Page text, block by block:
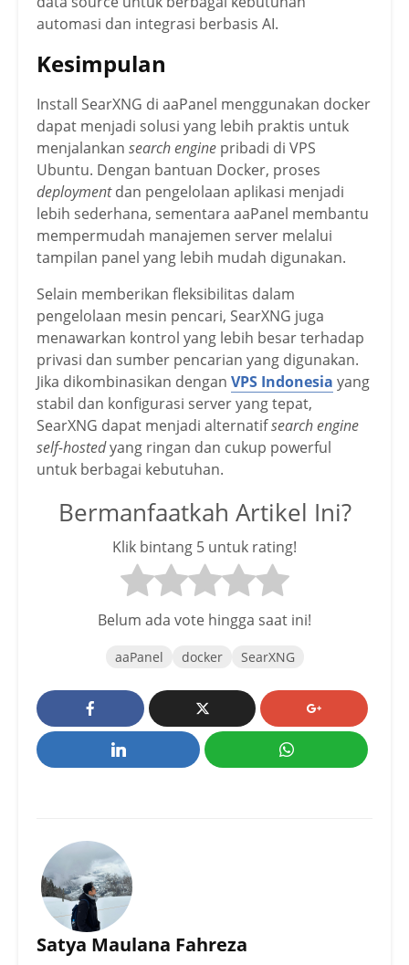
automasi dan integrasi berbasis AI.
Kesimpulan
Install SearXNG di aaPanel menggunakan docker
dapat menjadi solusi yang lebih praktis untuk
menjalankan search engine pribadi di VPS
Ubuntu. Dengan bantuan Docker, proses
deploymentdan pengelolaan aplikasi menjadi
lebih sederhana, sementara aaPanel membantu
mempermudah manajemen server melalui
tampilan panel yang lebih mudah digunakan.
Selain memberikan fleksibilitas dalam
pengelolaan mesin pencari, SearXNG juga
menawarkan kontrol yang lebih besar terhadap
privasi dan sumber pencarian yang digunakan.
Jika dikombinasikan dengan VPS Indonesia yang
stabil dan konfigurasi server yang tepat,
SearXNG dapat menjadi alternatifsearch engine
self-hostedyang ringan dan cukup powerful
untuk berbagai kebutuhan.
Bermanfaatkah Artikel Ini?
Klik bintang 5 untuk rating!
Belum ada vote hingga saat ini!
aaPanel docker SearXNG
Satya Maulana Fahreza